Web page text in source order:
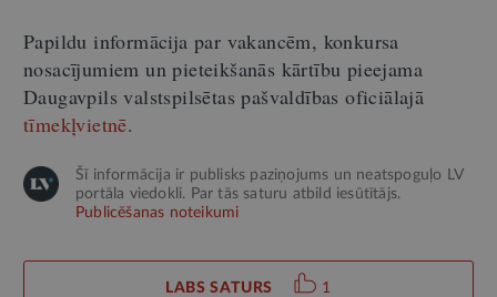
Papildu informācija par vakancēm, konkursa
nosacījumiem un pieteikšanās kārtību pieejama
Daugavpils valstspilsētas pašvaldības oficiālajā
tīmekļvietnē.
Šī informācija ir publisks paziņojums un neatspoguļo LV
portāla viedokli. Par tās saturu atbild iesūtītājs.
Publicēšanas noteikumi
LABS SATURS 1